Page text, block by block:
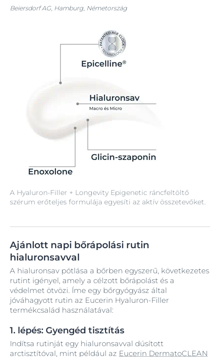
A Hyaluron-Filler + Longevity Epigenetic ráncfeltöltő
szérum erőteljes formulája egyesíti az aktív összetevőket.
Beiersdorf AG, Hamburg, Németország
Ajánlott napi bőrápolási rutin
hialuronsavval
A hialuronsav pótlása a bőrben egyszerű, következetes
rutint igényel, amely a célzott bőrápolást és a
védelmet ötvözi. Íme egy bőrgyógyász által
jóváhagyott rutin az Eucerin Hyaluron-Filler
termékcsalád használatával:
1. lépés: Gyengéd tisztítás
Indítsa rutinját egy hialuronsavval dúsított
arctisztítóval, mint például az Eucerin DermatoCLEAN